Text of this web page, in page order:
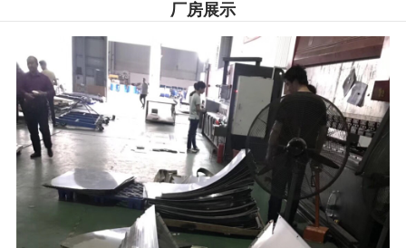
厂房展示